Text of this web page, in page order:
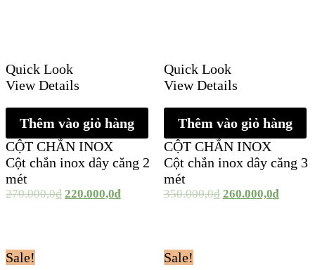
Quick Look
View Details
Thêm vào giỏ hàng
CỘT CHẮN INOX
Cột chắn inox dây căng 2
mét
270.000,0₫ 220.000,0₫
Quick Look
View Details
Thêm vào giỏ hàng
CỘT CHẮN INOX
Cột chắn inox dây căng 3
mét
350.000,0₫ 260.000,0₫
Sale! Sale!